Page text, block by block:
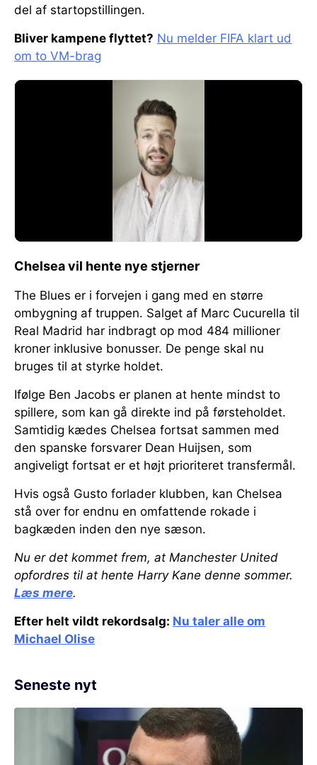
del af startopstillingen.
Bliver kampene flyttet? Nu melder FIFA klart ud
om to VM-brag
Chelsea vil hente nye stjerner
The Blues er i forvejen i gang med en større
ombygning af truppen. Salget af Marc Cucurella til
Real Madrid har indbragt op mod 484 millioner
kroner inklusive bonusser. De penge skal nu
bruges til at styrke holdet.
Ifølge Ben Jacobs er planen at hente mindst to
spillere, som kan gå direkte ind på førsteholdet.
Samtidig kædes Chelsea fortsat sammen med
den spanske forsvarer Dean Huijsen, som
angiveligt fortsat er et højt prioriteret transfermål.
Hvis også Gusto forlader klubben, kan Chelsea
stå over for endnu en omfattende rokade i
bagkæden inden den nye sæson.
Nu er det kommet frem, at Manchester United
opfordres til at hente Harry Kane denne sommer.
Læs mere.
Efter helt vildt rekordsalg: Nu taler alle om
Michael Olise
Seneste nyt